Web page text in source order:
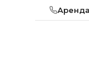
Аренда